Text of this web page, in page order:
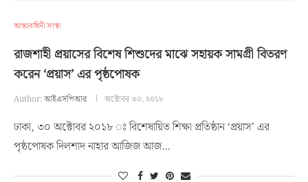
আন্তঃবাহিনী সংস্থা
রাজশাহী প্রয়াসের বিশেষ শিশুদের মাঝে সহায়ক সামগ্রী বিতরণ
করেন ‘প্রয়াস’ এর পৃষ্ঠপোষক
Author:আইএসপিআর অক্টোবর ৩০, ২০১৮
ঢাকা, ৩০ অক্টোবর ২০১৮ ঃ বিশেষায়িত শিক্ষা প্রতিষ্ঠান ‘প্রয়াস’ এর
পৃষ্ঠপোষক দিলশাদ নাহার আজিজ আজ…